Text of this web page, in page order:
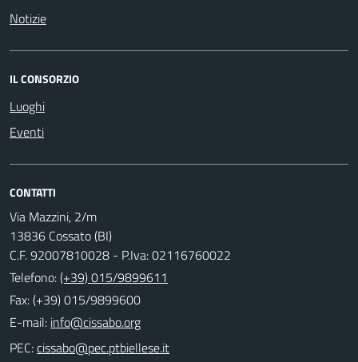
Notizie
IL CONSORZIO
Luoghi
Eventi
CONTATTI
Via Mazzini, 2/m
13836 Cossato (BI)
C.F. 92007810028 - P.Iva: 02116760022
Telefono:(+39) 015/9899611
Fax: (+39) 015/9899600
E-mail:
PEC: